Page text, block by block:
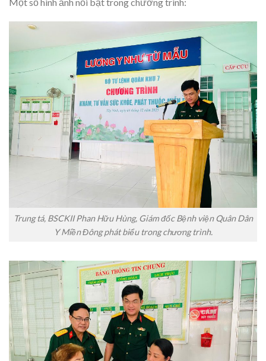
Trung tá, BSCKII Phan Hữu Hùng, Giám đốc Bệnh viện Quân Dân
Y Miền Đông phát biểu trong chương trình.